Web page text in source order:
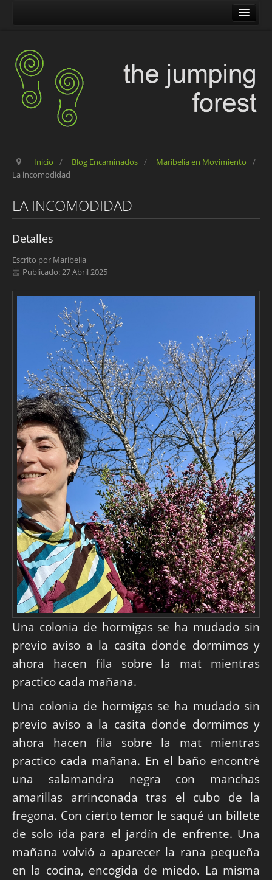
The Pilgrim Stone
Blog Encaminados
Carles
Maribelia en Movimiento
Inicio / Blog Encaminados / Maribelia en Movimiento
/
La incomodidad
LA INCOMODIDAD
Detalles
Escrito por Maribelia
Publicado: 27 Abril 2025
Una colonia de hormigas se ha mudado sin
previo aviso a la casita donde dormimos y
ahora hacen fila sobre la mat mientras
practico cada mañana.
Una colonia de hormigas se ha mudado sin
previo aviso a la casita donde dormimos y
ahora hacen fila sobre la mat mientras
practico cada mañana. En el baño encontré
una salamandra negra con manchas
amarillas arrinconada tras el cubo de la
fregona. Con cierto temor le saqué un billete
de solo ida para el jardín de enfrente. Una
mañana volvió a aparecer la rana pequeña
en la cocina, encogida de miedo. La misma